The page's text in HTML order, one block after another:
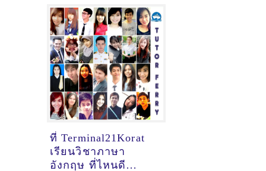
ที่ Terminal21Korat
เรียนวิชาภาษา
อังกฤษ ที่ไหนดี